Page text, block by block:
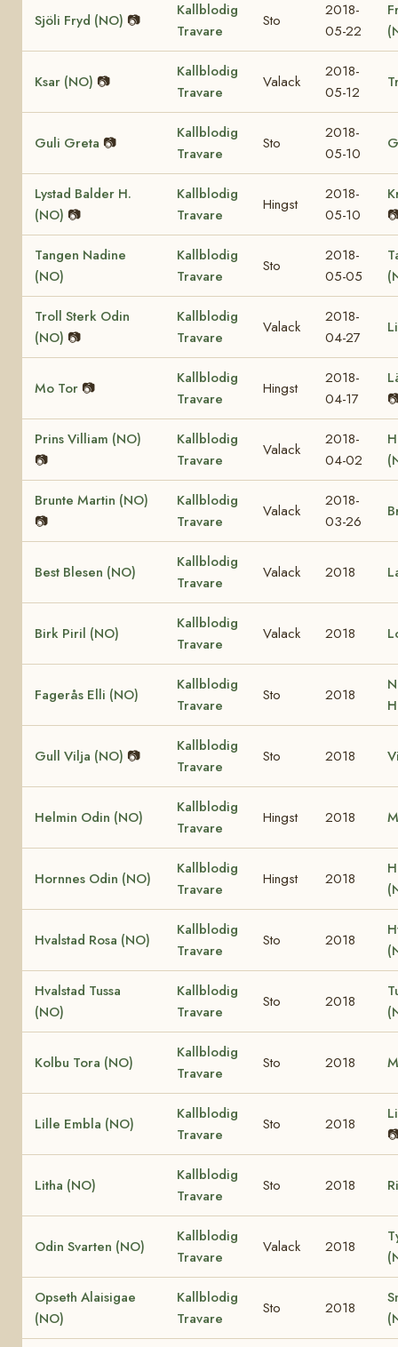
Sjöli Fryd (NO) 📷
Kallblodig
Travare
Sto
2018-
05-22
Ksar (NO) 📷
Kallblodig
Travare
Valack
2018-
05-12
Guli Greta 📷
Kallblodig
Travare
Sto
2018-
05-10
Lystad Balder H.
(NO) 📷
Kallblodig
Travare
Hingst
2018-
05-10
Tangen Nadine
(NO)
Kallblodig
Travare
Sto
2018-
05-05
Troll Sterk Odin
(NO) 📷
Kallblodig
Travare
Valack
2018-
04-27
Mo Tor 📷
Kallblodig
Travare
Hingst
2018-
04-17
Prins Villiam (NO)
📷
Kallblodig
Travare
Valack
2018-
04-02
Brunte Martin (NO)
📷
Kallblodig
Travare
Valack
2018-
03-26
Best Blesen (NO)
Kallblodig
Travare
Valack 2018
Birk Piril (NO)
Kallblodig
Travare
Valack 2018
Fagerås Elli (NO)
Kallblodig
Travare
Sto 2018
Gull Vilja (NO) 📷
Kallblodig
Travare
Sto 2018
Helmin Odin (NO)
Kallblodig
Travare
Hingst 2018
Hornnes Odin (NO)
Kallblodig
Travare
Hingst 2018
Hvalstad Rosa (NO)
Kallblodig
Travare
Sto 2018
Hvalstad Tussa
(NO)
Kallblodig
Travare
Sto 2018
Kolbu Tora (NO)
Kallblodig
Travare
Sto 2018
Lille Embla (NO)
Kallblodig
Travare
Sto 2018
Litha (NO)
Kallblodig
Travare
Sto 2018
Odin Svarten (NO)
Kallblodig
Travare
Valack 2018
Opseth Alaisigae
(NO)
Kallblodig
Travare
Sto 2018